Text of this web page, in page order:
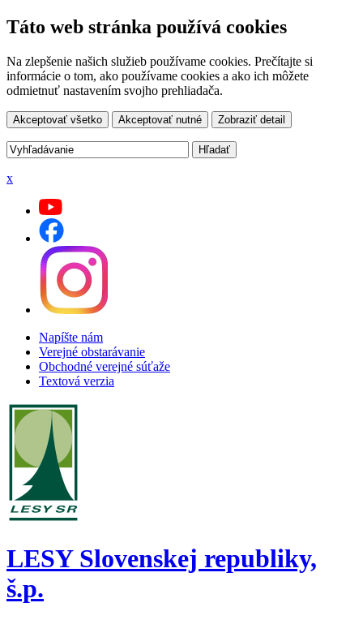
Táto web stránka používá cookies
Na zlepšenie našich služieb používame cookies. Prečítajte si
informácie o tom, ako používame cookies a ako ich môžete
odmietnuť nastavením svojho prehliadača.
Akceptovať všetko Akceptovať nutné Zobraziť detail
x
Napíšte nám
Verejné obstarávanie
Obchodné verejné súťaže
Textová verzia
LESY Slovenskej republiky,
š.p.